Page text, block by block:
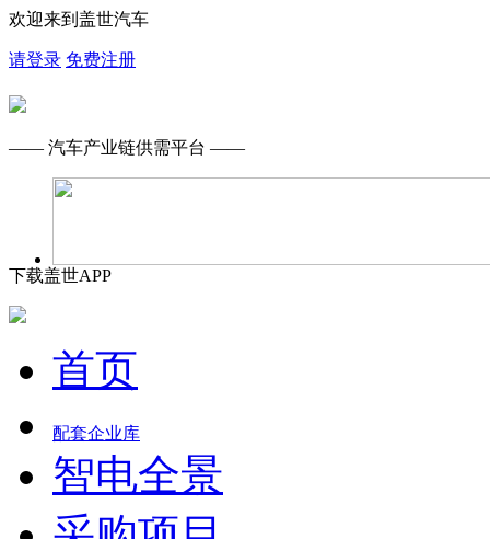
欢迎来到盖世汽车
请登录 免费注册
—— 汽车产业链供需平台 ——
下载盖世APP
首页
配套企业库
智电全景